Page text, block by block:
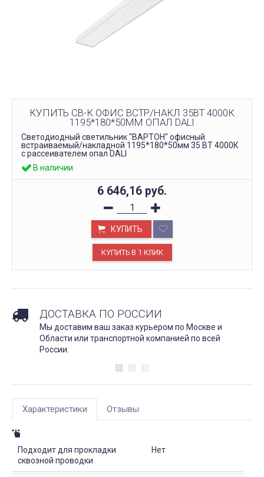
КУПИТЬ СВ-К ОФИС ВСТР/НАКЛ 35ВТ 4000К
1195*180*50ММ ОПАЛ DALI
Светодиодный светильник "ВАРТОН" офисный
встраиваемый/накладной 1195*180*50мм 35 ВТ 4000К
с рассеивателем опал DALI
В наличии
6 646,16 руб.
КУПИТЬ
ДОСТАВКА ПО РОССИИ
Мы доставим ваш заказ курьером по Москве и
Области или транспортной компанией по всей
России.
Характеристики Отзывы
Подходит для прокладки
сквозной проводки
Нет